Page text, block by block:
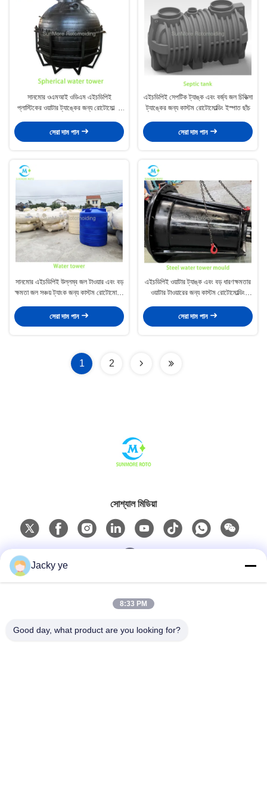
সানমোর ওএমআই ওডিএম এইচডিপিই
প্লাস্টিকের ওয়াটার ট্যাঙ্কের জন্য রোটোমোল্ডড
সেরা দাম পান
এইচডিপিই সেপটিক ট্যাঙ্ক এবং বর্জ্য জল চিকিত্সা
ট্যাঙ্কের জন্য কাস্টম রোটোমোল্ডিং ইস্পাত ছাঁচ
সেরা দাম পান
সানমোর এইচডিপিই উল্লম্ব জল টাওয়ার এবং বড়
ক্ষমতা জল সঞ্চয় ট্যাংক জন্য কাস্টম রোটোমোল্ডিং
সেরা দাম পান
এইচডিপিই ওয়াটার ট্যাঙ্ক এবং বড় ধারণক্ষমতার
ওয়াটার টাওয়ারের জন্য কাস্টম রোটোমোল্ডিং
সেরা দাম পান
1 2
সোশ্যাল মিডিয়া
দ্রুত যোগাযোগ
Jacky ye
8:33 PM
Good day, what product are you looking for?